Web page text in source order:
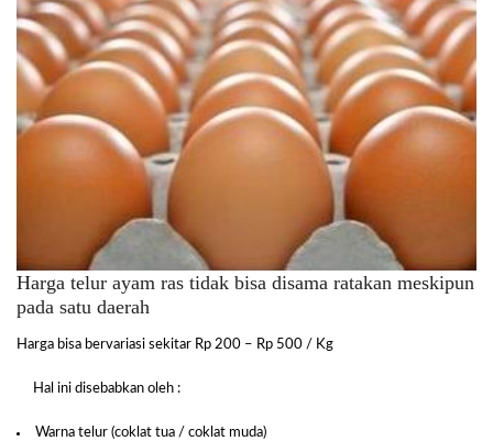
Harga telur ayam ras tidak bisa disama ratakan meskipun
pada satu daerah
Harga bisa bervariasi sekitar Rp 200 – Rp 500 / Kg
Hal ini disebabkan oleh :
Warna telur (coklat tua / coklat muda)